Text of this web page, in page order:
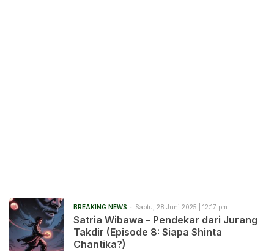
BREAKING NEWS Sabtu, 28 Juni 2025 | 12:17 pm
Satria Wibawa – Pendekar dari Jurang
Takdir (Episode 8: Siapa Shinta
Chantika?)